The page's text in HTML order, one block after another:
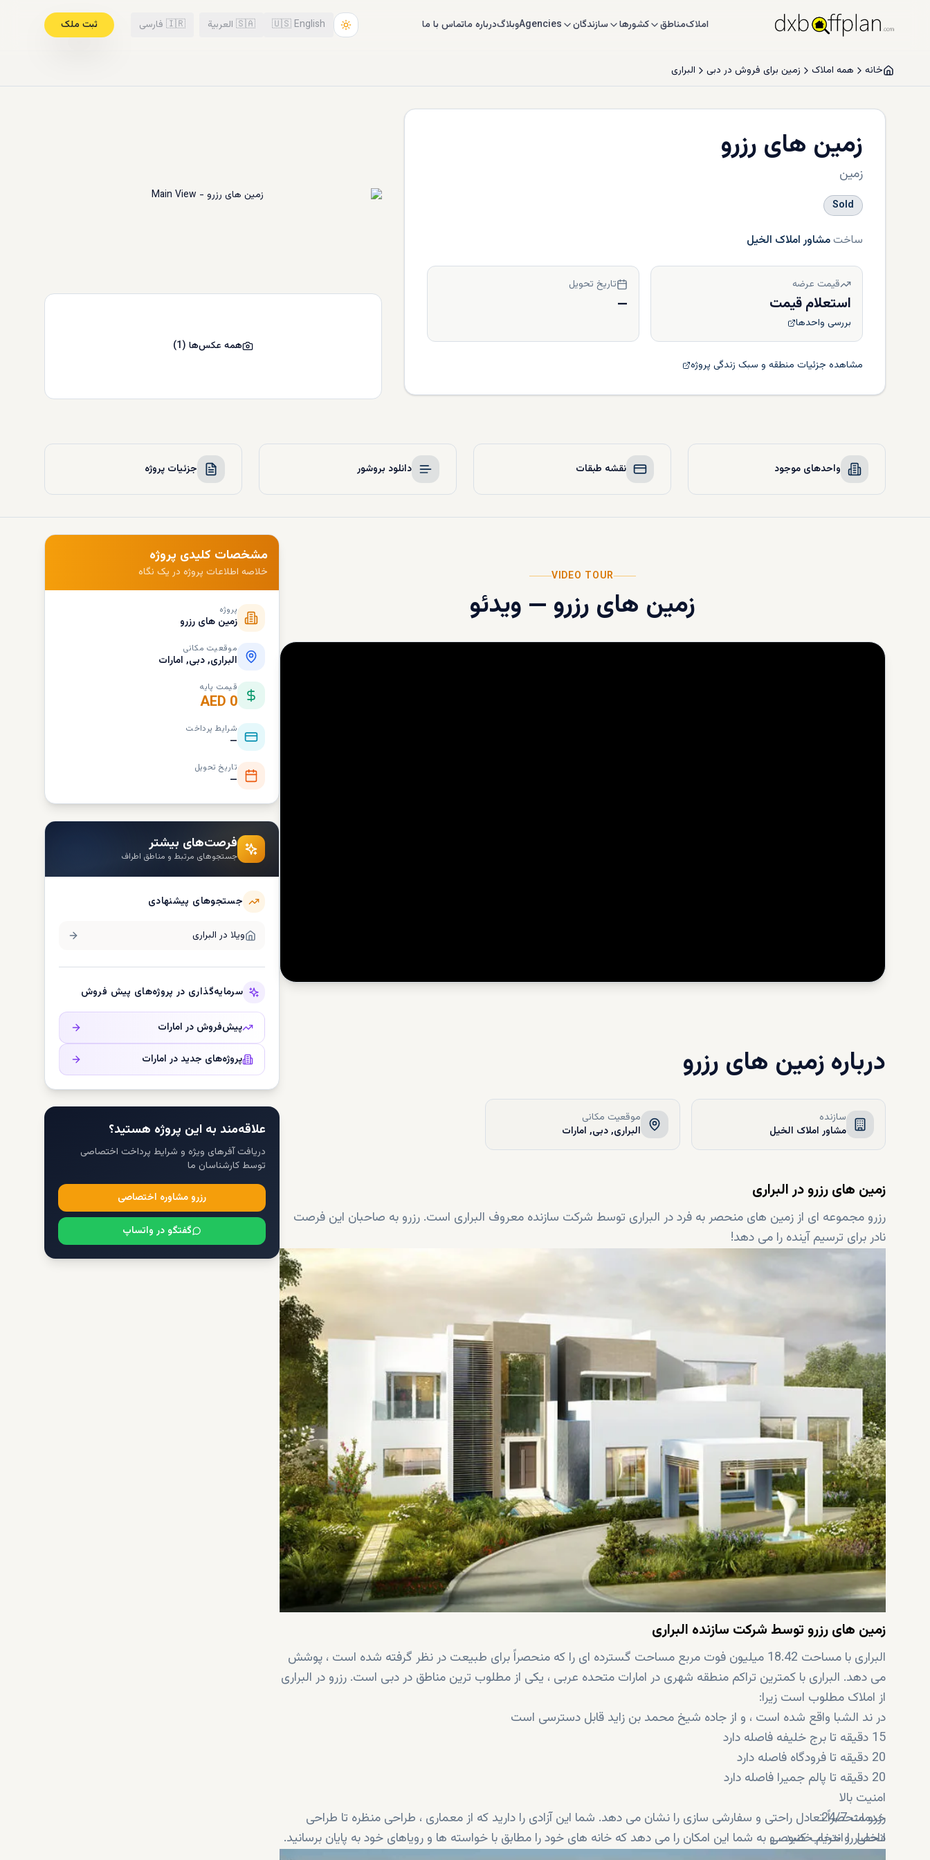
املاکمناطق کشورها سازندگان Agenciesوبلاگدرباره ماتماس با ما 🇺🇸 English
🇸🇦 العربية 🇮🇷 فارسی ثبت ملک
خانه همه املاک زمین برای فروش در دبی البراری
زمین های رزرو
زمین
Sold
ساختمشاور املاک الخیل
قیمت عرضه
استعلام قیمت
بررسی واحدها
تاریخ تحویل
—
مشاهده جزئیات منطقه و سبک زندگی پروژه
همه عکس‌ها(
1
)
واحدهای موجود نقشه طبقات دانلود بروشور جزئیات پروژه
VIDEO TOUR
زمین های رزرو — ویدئو
دربارهزمین های رزرو
سازنده
مشاور املاک الخیل
موقعیت مکانی
البراری, دبی, امارات
زمین های رزرو در البراری
رزرو مجموعه ای از زمین های منحصر به فرد در البراری توسط شرکت سازنده معروف البراری است. رزرو به صاحبان این فرصت
نادر برای ترسیم آینده را می دهد!
زمین های رزرو توسط شرکت سازنده البراری
البراری با مساحت 18.42 میلیون فوت مربع مساحت گسترده ای را که منحصراً برای طبیعت در نظر گرفته شده است ، پوشش
می دهد. البراری با کمترین تراکم منطقه شهری در امارات متحده عربی ، یکی از مطلوب ترین مناطق در دبی است. رزرو در البراری
از املاک مطلوب است زیرا:
در ند الشبا واقع شده است ، و از جاده شیخ محمد بن زاید قابل دسترسی است
15 دقیقه تا برج خلیفه فاصله دارد
20 دقیقه تا فرودگاه فاصله دارد
20 دقیقه تا پالم جمیرا فاصله دارد
امنیت بالا
خدمات 24/7
انحصار و حریم خصوصی
رزرو منحصراً تعادل راحتی و سفارشی سازی را نشان می دهد. شما این آزادی را دارید که از معماری ، طراحی منظره تا طراحی
داخلی را انتخاب کنید ، و به شما این امکان را می دهد که خانه های خود را مطابق با خواسته ها و رویاهای خود به پایان برسانید.
مشخصات کلیدی پروژه
خلاصه اطلاعات پروژه در یک نگاه
پروژه
زمین های رزرو
موقعیت مکانی
البراری, دبی, امارات
قیمت پایه
AED 0
شرایط پرداخت
—
تاریخ تحویل
—
فرصت‌های بیشتر
جستجوهای مرتبط و مناطق اطراف
جستجوهای پیشنهادی
ویلا در البراری
سرمایه‌گذاری در پروژه‌های پیش فروش
پیش‌فروش در امارات
پروژه‌های جدید در امارات
علاقه‌مند به این پروژه هستید؟
دریافت آفرهای ویژه و شرایط پرداخت اختصاصی
توسط کارشناسان ما
رزرو مشاوره اختصاصی
گفتگو در واتساپ